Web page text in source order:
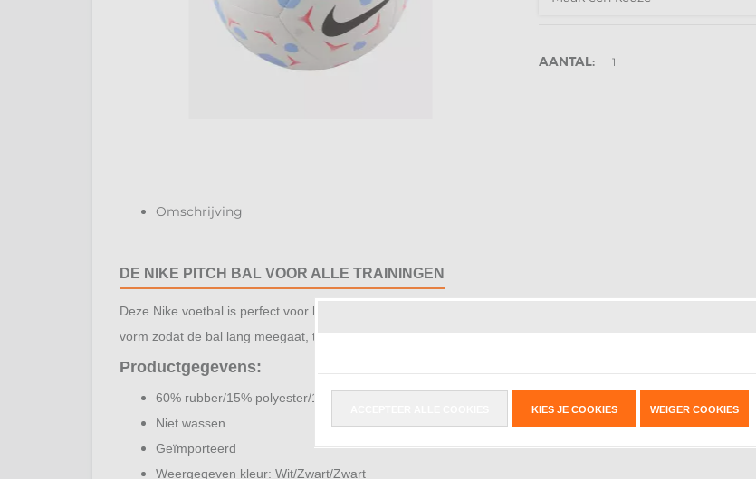
AANTAL:
Omschrijving
DE NIKE PITCH BAL VOOR ALLE TRAININGEN
Deze Nike voetbal is perfect voor beginnerstrainingen en om je voetenwerk te ontwikkelen. Het design met
vorm zodat de bal lang meegaat, training na training.
Productgegevens:
60% rubber/15% polyester/13% polyurethaan (PU)/12% ethyleenvinylacetaat (EVA)
Niet wassen
Geïmporteerd
Weergegeven kleur: Wit/Zwart/Zwart
KIES JE COOKIES WEIGER COOKIES